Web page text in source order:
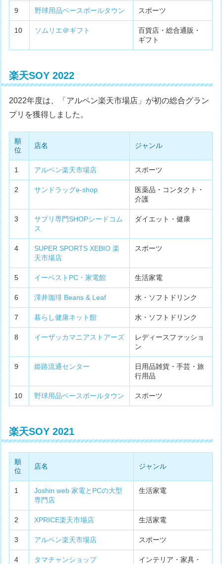
9 野球用品ベースボールタウン スポーツ
10 ソムリエ＠ギフト
百貨店・総合通販・
ギフト
楽天SOY 2022
2022年度は、「アルペン楽天市場店」が初の総合グラン
プリを獲得しました。
順
位
店名 ジャンル
1 アルペン楽天市場店 スポーツ
2 サンドラッグe-shop
医薬品・コンタクト・
介護
3
サプリ専門SHOPシードコム
ス
ダイエット・健康
4
SUPER SPORTS XEBIO 楽
天市場店
スポーツ
5 イーベストPC・家電館 生活家電
6 澤井珈琲 Beans & Leaf 水・ソフトドリンク
7 暮らし健康ネット館 水・ソフトドリンク
8 イーザッカマニアストアーズ
レディースファッショ
ン
9 姫路流通センター
日用品雑貨・手芸・旅
行用品
10 野球用品ベースボールタウン スポーツ
楽天SOY 2021
順
位
店名 ジャンル
1
Joshin web 家電とPCの大型
専門店
生活家電
2 XPRICE楽天市場店 生活家電
3 アルペン楽天市場店 スポーツ
4 タマチャンショップ
インテリア・家具・